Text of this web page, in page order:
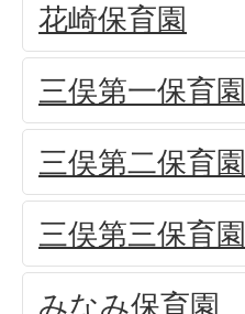
花崎保育園
三俣第一保育園
三俣第二保育園
三俣第三保育園
みなみ保育園